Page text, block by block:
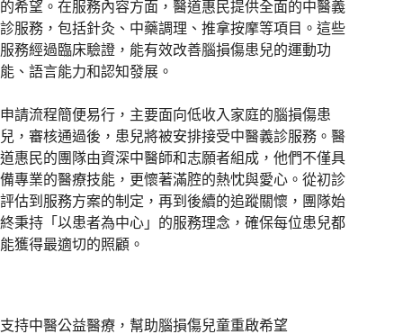
的希望。在服務內容方面，醫道惠民提供全面的中醫義
診服務，包括針灸、中藥調理、推拿按摩等項目。這些
服務經過臨床驗證，能有效改善腦損傷患兒的運動功
能、語言能力和認知發展。
申請流程簡便易行，主要面向低收入家庭的腦損傷患
兒，審核通過後，患兒將被安排接受中醫義診服務。醫
道惠民的團隊由資深中醫師和志願者組成，他們不僅具
備專業的醫療技能，更懷著滿腔的熱忱與愛心。從初診
評估到服務方案的制定，再到後續的追蹤關懷，團隊始
終秉持「以患者為中心」的服務理念，確保每位患兒都
能獲得最適切的照顧。
支持中醫公益醫療，幫助腦損傷兒童重啟希望